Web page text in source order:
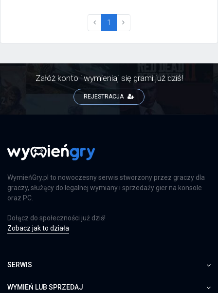
1 (current)
Załóż konto i wymieniaj się grami już dziś!
REJESTRACJA
WymieńGry.pl to nowoczesny serwis stworzony przez graczy dla
graczy, służący do legalnej wymiany i sprzedaży gier na konsole
oraz PC.
Dołącz do społeczności już dziś!
Zobacz jak to działa
SERWIS
WYMIEŃ LUB SPRZEDAJ